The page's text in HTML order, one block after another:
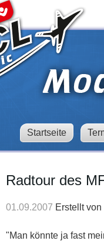
Startseite
Radtour des
01.09.2007 Erstellt von
"Man könnte ja fast